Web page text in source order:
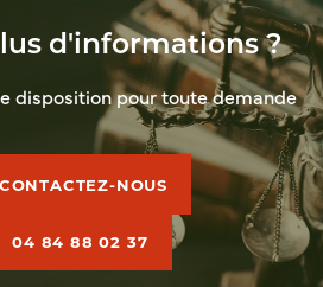
d'informations ?
disposition pour toute demande
CONTACTEZ-NOUS
04 84 88 02 37